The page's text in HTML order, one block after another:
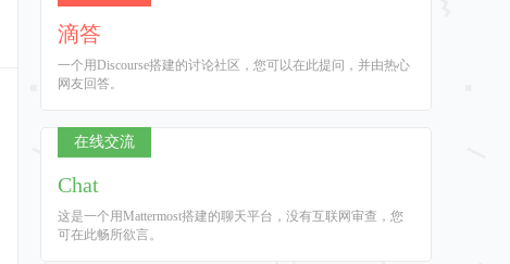
滴答
一个用Discourse搭建的讨论社区，您可以在此提问，并由热心
网友回答。
在线交流
Chat
这是一个用Mattermost搭建的聊天平台，没有互联网审查，您
可在此畅所欲言。